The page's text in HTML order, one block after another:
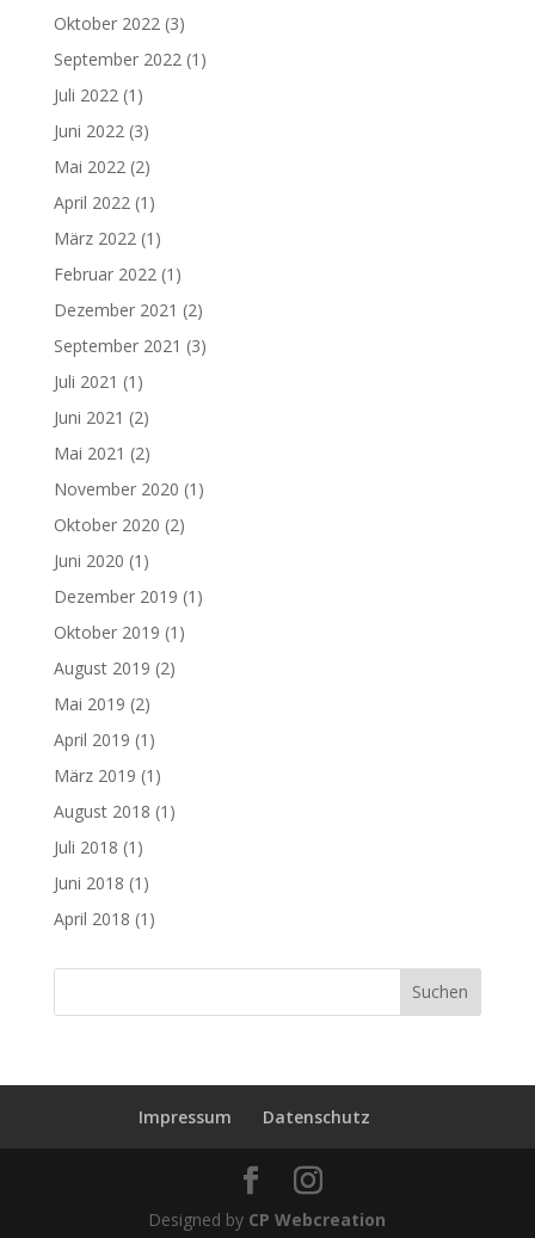
Oktober 2022 (3)
September 2022 (1)
Juli 2022 (1)
Juni 2022 (3)
Mai 2022 (2)
April 2022 (1)
März 2022 (1)
Februar 2022 (1)
Dezember 2021 (2)
September 2021 (3)
Juli 2021 (1)
Juni 2021 (2)
Mai 2021 (2)
November 2020 (1)
Oktober 2020 (2)
Juni 2020 (1)
Dezember 2019 (1)
Oktober 2019 (1)
August 2019 (2)
Mai 2019 (2)
April 2019 (1)
März 2019 (1)
August 2018 (1)
Juli 2018 (1)
Juni 2018 (1)
April 2018 (1)
Impressum Datenschutz
Designed by CP Webcreation